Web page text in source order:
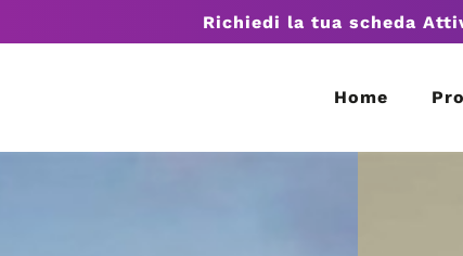
Richiedi la tua scheda
Home